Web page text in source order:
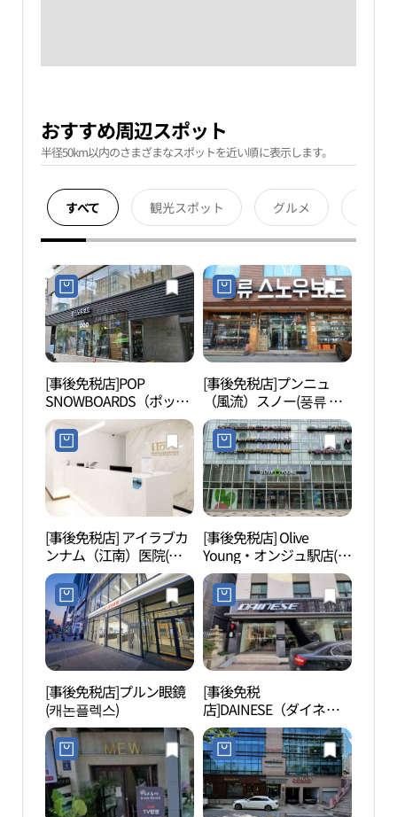
おすすめ周辺スポット
半径50km以内のさまざまなスポットを近い順に表示します。
すべて 観光スポット グルメ
[事後免税店]POP
SNOWBOARDS（ポップ
スノーボード）(팝스노
우보드)
[事後免税店]プンニュ
（風流）スノー(풍류 스
노우)
[事後免税店] アイラブカ
ンナム（江南）医院(아
이러브강남의원)
[事後免税店] Olive
Young・オンジュ駅店(올
리브영 언주역점)
[事後免税店]プルン眼鏡
(캐논플렉스)
[事後免税
店]DAINESE（ダイネー
ゼ）D-Store・ソウル(다
이네즈 디스토어 서울)